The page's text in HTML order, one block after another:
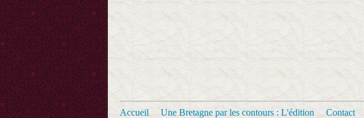
Accueil Une Bretagne par les contours : L'édition Contact